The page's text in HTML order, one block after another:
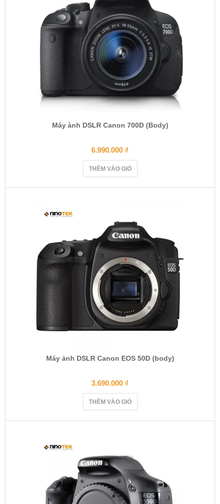
Máy ành DSLR Canon 700D (Body)
6.990.000 ₫
THÊM VÀO GIỎ
Máy ảnh DSLR Canon EOS 50D (body)
3.690.000 ₫
THÊM VÀO GIỎ